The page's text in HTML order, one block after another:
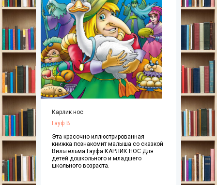
Карлик нос
Гауф В
Эта красочно иллюстрированная
книжка познакомит малыша со сказкой
Вильгельма Гауфа КАРЛИК НОС Для
детей дошкольного и младшего
школьного возраста.